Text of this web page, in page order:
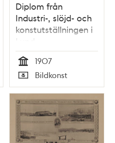
Diplom från
Industri-, slöjd- och
konstutställningen i
Lund
Tid
1907
Typ
Bildkonst